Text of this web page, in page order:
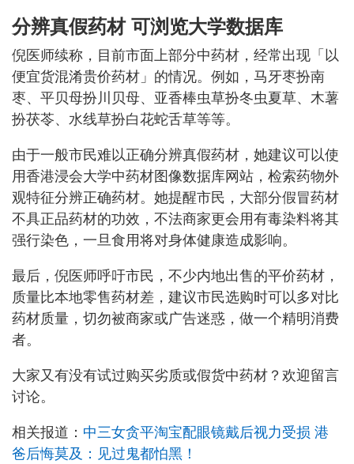
分辨真假药材 可浏览大学数据库
倪医师续称，目前市面上部分中药材，经常出现「以
便宜货混淆贵价药材」的情况。例如，马牙枣扮南
枣、平贝母扮川贝母、亚香棒虫草扮冬虫夏草、木薯
扮茯苓、水线草扮白花蛇舌草等等。
由于一般市民难以正确分辨真假药材，她建议可以使
用香港浸会大学中药材图像数据库网站，检索药物外
观特征分辨正确药材。她提醒市民，大部分假冒药材
不具正品药材的功效，不法商家更会用有毒染料将其
强行染色，一旦食用将对身体健康造成影响。
最后，倪医师呼吁市民，不少内地出售的平价药材，
质量比本地零售药材差，建议市民选购时可以多对比
药材质量，切勿被商家或广告迷惑，做一个精明消费
者。
大家又有没有试过购买劣质或假货中药材？欢迎留言
讨论。
相关报道： 中三女贪平淘宝配眼镜戴后视力受损 港
爸后悔莫及：见过鬼都怕黑！